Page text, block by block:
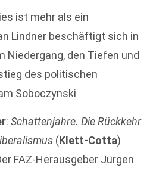
ist mehr als ein
Lindner beschäftigt sich in
Niedergang, den Tiefen und
des politischen
Soboczynski
: Schattenjahre. Die Rückkehr
(Klett-Cotta)
FAZ-Herausgeber Jürgen